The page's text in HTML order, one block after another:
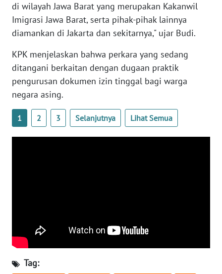
di wilayah Jawa Barat yang merupakan Kakanwil
Imigrasi Jawa Barat, serta pihak-pihak lainnya
diamankan di Jakarta dan sekitarnya," ujar Budi.
KPK menjelaskan bahwa perkara yang sedang
ditangani berkaitan dengan dugaan praktik
pengurusan dokumen izin tinggal bagi warga
negara asing.
1 2 3 Selanjutnya Lihat Semua
Tag:
WN
PAPUA
BARAT
WN
RIAU
WN